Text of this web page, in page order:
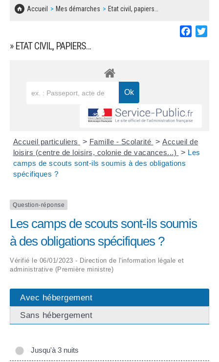
Accueil Mes démarches Etat civil, papiers…
» ETAT CIVIL, PAPIERS…
Accueil particuliers > Famille - Scolarité > Accueil de
loisirs (centre de loisirs, colonie de vacances...) > Les
camps de scouts sont-ils soumis à des obligations
spécifiques ?
Question-réponse
Les camps de scouts sont-ils soumis
à des obligations spécifiques ?
Vérifié le 06/01/2023 - Direction de l'information légale et
administrative (Première ministre)
Avec hébergement
Sans hébergement
Jusqu'à 3 nuits
CONCERTATIONS PUBLIQUES
SOLIDARITÉ, LOGEMENT
SÉNIORS
DECHETS
SIGNALEMENTS
BESOIN D'UNE AIDE ?
LES ASSOCIATIONS
MARCHÉS PUBLICS
DOCUMENT D'INFORMATION COMMUNAL
REGLEMENT LOCAL DE PUBLICITÉ
DECLARATION DE DEMARCHAGE
DOSSIER DE DEMANDE DE SUBVENTION
DEMANDE DE PRÊT DE MATERIEL
ARRÊTÉS MUNICIPAUX
DÉLIBÉRATIONS